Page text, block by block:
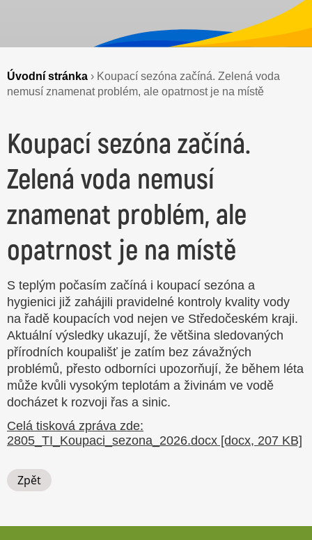
Úvodní stránka › Koupací sezóna začíná. Zelená voda
nemusí znamenat problém, ale opatrnost je na místě
Koupací sezóna začíná.
Zelená voda nemusí
znamenat problém, ale
opatrnost je na místě
S teplým počasím začíná i koupací sezóna a
hygienici již zahájili pravidelné kontroly kvality vody
na řadě koupacích vod nejen ve Středočeském kraji.
Aktuální výsledky ukazují, že většina sledovaných
přírodních koupališť je zatím bez závažných
problémů, přesto odborníci upozorňují, že během léta
může kvůli vysokým teplotám a živinám ve vodě
docházet k rozvoji řas a sinic.
Celá tisková zpráva zde:
2805_TI_Koupaci_sezona_2026.docx [docx, 207 KB]
Zpět